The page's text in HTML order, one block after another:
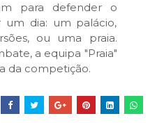
para defender o
um dia: um palácio,
ou uma praia.
a equipa "Praia"
da competição.